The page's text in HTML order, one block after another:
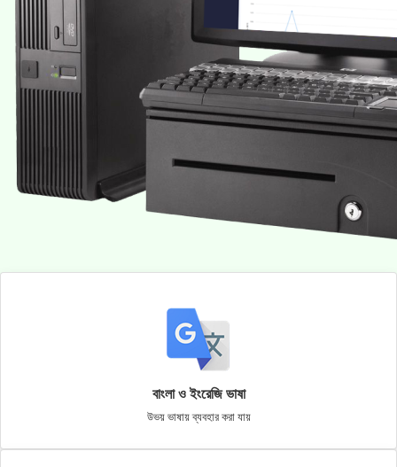
বাংলা ও ইংরেজি ভাষা
উভয় ভাষায় ব্যবহার করা যায়